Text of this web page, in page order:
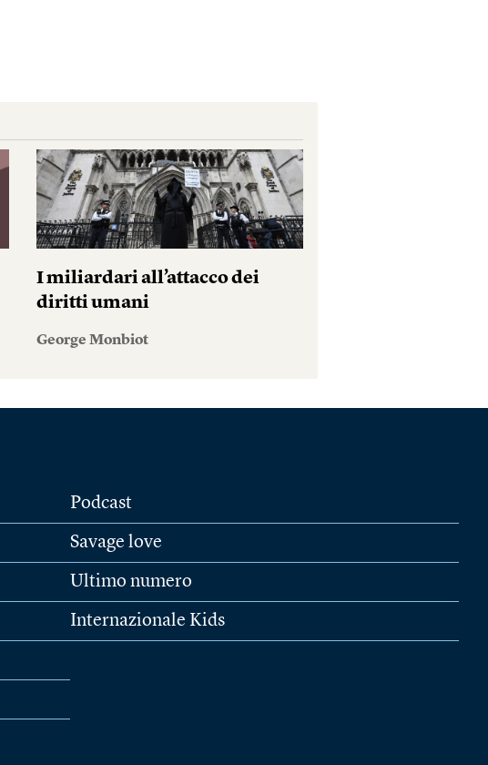
I miliardari all’attacco dei
diritti umani
George Monbiot
Podcast
Savage love
Ultimo numero
Internazionale Kids